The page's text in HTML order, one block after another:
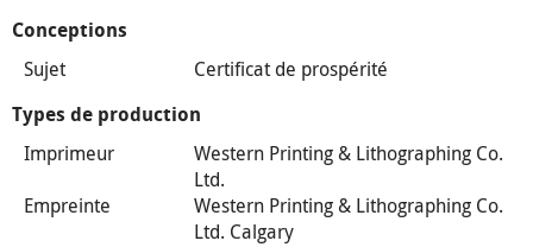
Conceptions
Sujet Certificat de prospérité
Types de production
Imprimeur
Western Printing & Lithographing Co.
Ltd.
Empreinte
Western Printing & Lithographing Co.
Ltd. Calgary